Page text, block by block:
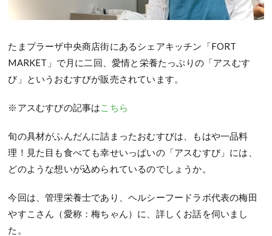
たまプラーザ中央商店街にあるシェアキッチン「FORT
MARKET」で月に二回、愛情と栄養たっぷりの「アスむす
び」というおむすびが販売されています。
※アスむすびの記事は こちら
旬の具材がふんだんに詰まったおむすびは、もはや一品料
理！見た目も食べても幸せいっぱいの「アスむすび」には、
どのような想いが込められているのでしょうか。
今回は、管理栄養士であり、ヘルシーフードラボ代表の梅田
やすこさん（愛称：梅ちゃん）に、詳しくお話を伺いまし
た。